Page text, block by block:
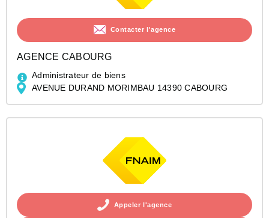
Contacter l'agence
AGENCE CABOURG
Administrateur de biens
AVENUE DURAND MORIMBAU 14390 CABOURG
Appeler l'agence